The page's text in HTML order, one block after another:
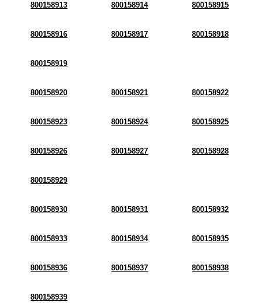
800158913 800158914 800158915
800158916 800158917 800158918
800158919
800158920 800158921 800158922
800158923 800158924 800158925
800158926 800158927 800158928
800158929
800158930 800158931 800158932
800158933 800158934 800158935
800158936 800158937 800158938
800158939